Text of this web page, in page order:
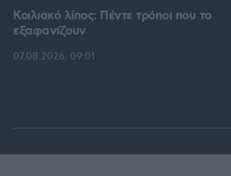
Κοιλιακό λίπος: Πέντε τρόποι που το
εξαφανίζουν
07.08.2026, 09:01